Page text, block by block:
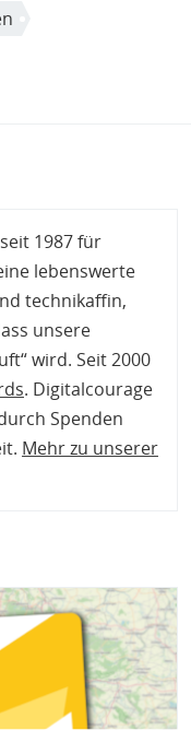
1987 für
lebenswerte
technikaffin,
unsere
wird. Seit 2000
. Digitalcourage
Spenden
Mehr zu unserer